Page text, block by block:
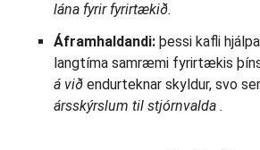
lána fyrir fyrirtækið.
Áframhaldandi: þessi kafli
langtíma samræmi fyrirtækis
á við endurteknar skyldur, svo
ársskýrslum til stjórnvalda .